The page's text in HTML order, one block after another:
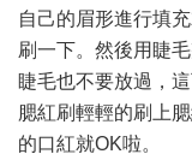
自己的眉形進行填
刷一下。然後用睫
睫毛也不要放過，
腮紅刷輕輕的刷上
的口紅就OK啦。